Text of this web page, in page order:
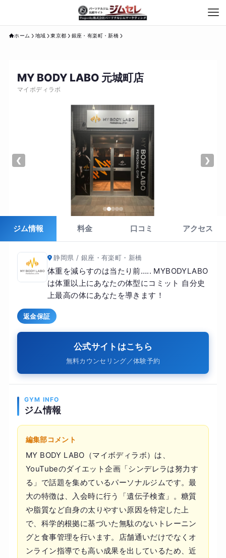
ホーム 地域 東京都 銀座・有楽町・新橋
MY BODY LABO 元城町店
マイボディラボ
❮ ❯
ジム情報 料金 口コミ アクセス
静岡県 / 銀座・有楽町・新橋
体重を減らすのは当たり前….. MYBODYLABO
は体重以上にあなたの体型にコミット 自分史
上最高の体にあなたを導きます！
返金保証
公式サイトはこちら
無料カウンセリング／体験予約
GYM INFO
ジム情報
編集部コメント
MY BODY LABO（マイボディラボ）は、
YouTubeのダイエット企画「シンデレラは努力す
る」で話題を集めているパーソナルジムです。最
大の特徴は、入会時に行う「遺伝子検査」。糖質
や脂質など自身の太りやすい原因を特定した上
で、科学的根拠に基づいた無駄のないトレーニン
グと食事管理を行います。店舗通いだけでなくオ
ンライン指導でも高い成果を出しているため、近